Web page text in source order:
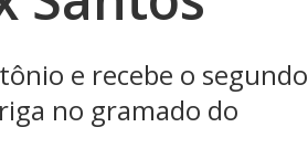
e recebe o segundo
no gramado do